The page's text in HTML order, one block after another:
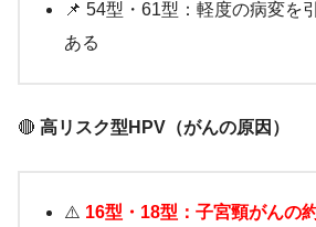
📌 54型・61型：軽度の病変を
ある
🔴 高リスク型HPV（がんの原因）
⚠️ 16型・18型：子宮頸がんの